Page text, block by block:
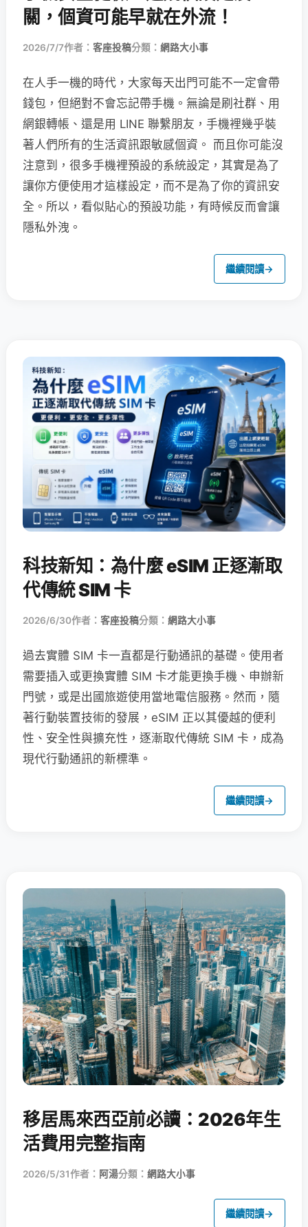
關，個資可能早就在外流！
2026/7/7作者： 客座投稿分類： 網路大小事
在人手一機的時代，大家每天出門可能不一定會帶
錢包，但絕對不會忘記帶手機。無論是刷社群、用
網銀轉帳、還是用 LINE 聯繫朋友，手機裡幾乎裝
著人們所有的生活資訊跟敏感個資。 而且你可能沒
注意到，很多手機裡預設的系統設定，其實是為了
讓你方便使用才這樣設定，而不是為了你的資訊安
全。所以，看似貼心的預設功能，有時候反而會讓
隱私外洩。
繼續閱讀→
科技新知：為什麼 eSIM 正逐漸取
代傳統 SIM 卡
2026/6/30作者： 客座投稿分類： 網路大小事
過去實體 SIM 卡一直都是行動通訊的基礎。使用者
需要插入或更換實體 SIM 卡才能更換手機、申辦新
門號，或是出國旅遊使用當地電信服務。然而，隨
著行動裝置技術的發展，eSIM 正以其優越的便利
性、安全性與擴充性，逐漸取代傳統 SIM 卡，成為
現代行動通訊的新標準。
繼續閱讀→
移居馬來西亞前必讀：2026年生
活費用完整指南
2026/5/31作者： 阿湯分類： 網路大小事
繼續閱讀→